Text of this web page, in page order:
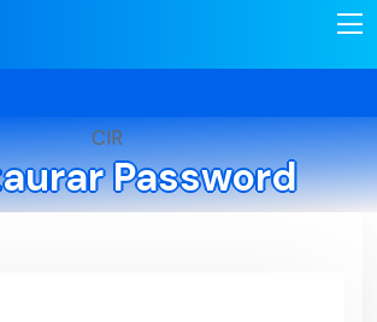
CIR
Password